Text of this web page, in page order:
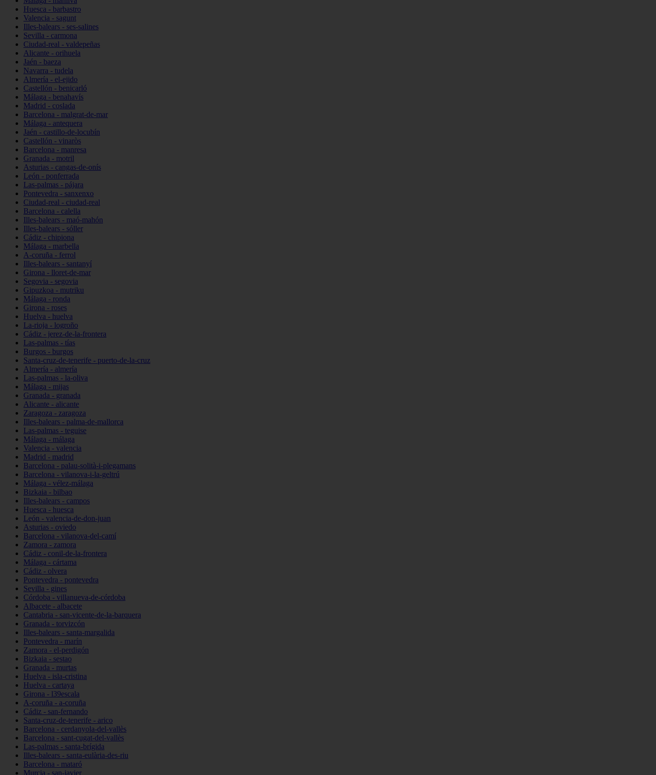
Huesca - barbastro
Valencia - sagunt
Illes-balears - ses-salines
Sevilla - carmona
Ciudad-real - valdepeñas
Alicante - orihuela
Jaén - baeza
Navarra - tudela
Almería - el-ejido
Castellón - benicarló
Málaga - benahavís
Madrid - coslada
Barcelona - malgrat-de-mar
Málaga - antequera
Jaén - castillo-de-locubín
Castellón - vinaròs
Barcelona - manresa
Granada - motril
Asturias - cangas-de-onís
León - ponferrada
Las-palmas - pájara
Pontevedra - sanxenxo
Ciudad-real - ciudad-real
Barcelona - calella
Illes-balears - maó-mahón
Illes-balears - sóller
Cádiz - chipiona
Málaga - marbella
A-coruña - ferrol
Illes-balears - santanyí
Girona - lloret-de-mar
Segovia - segovia
Gipuzkoa - mutriku
Málaga - ronda
Girona - roses
Huelva - huelva
La-rioja - logroño
Cádiz - jerez-de-la-frontera
Las-palmas - tías
Burgos - burgos
Santa-cruz-de-tenerife - puerto-de-la-cruz
Almería - almería
Las-palmas - la-oliva
Málaga - mijas
Granada - granada
Alicante - alicante
Zaragoza - zaragoza
Illes-balears - palma-de-mallorca
Las-palmas - teguise
Málaga - málaga
Valencia - valencia
Madrid - madrid
Barcelona - palau-solità-i-plegamans
Barcelona - vilanova-i-la-geltrú
Málaga - vélez-málaga
Bizkaia - bilbao
Illes-balears - campos
Huesca - huesca
León - valencia-de-don-juan
Asturias - oviedo
Barcelona - vilanova-del-camí
Zamora - zamora
Cádiz - conil-de-la-frontera
Málaga - cártama
Cádiz - olvera
Pontevedra - pontevedra
Sevilla - gines
Córdoba - villanueva-de-córdoba
Albacete - albacete
Cantabria - san-vicente-de-la-barquera
Granada - torvizcón
Illes-balears - santa-margalida
Pontevedra - marín
Zamora - el-perdigón
Bizkaia - sestao
Granada - murtas
Huelva - isla-cristina
Huelva - cartaya
Girona - l39escala
A-coruña - a-coruña
Cádiz - san-fernando
Santa-cruz-de-tenerife - arico
Barcelona - cerdanyola-del-vallès
Barcelona - sant-cugat-del-vallès
Las-palmas - santa-brígida
Illes-balears - santa-eulària-des-riu
Barcelona - mataró
Murcia - san-javier